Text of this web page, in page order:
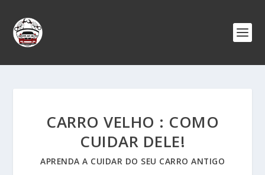
CARRO VELHO : COMO
CUIDAR DELE!
APRENDA A CUIDAR DO SEU CARRO ANTIGO